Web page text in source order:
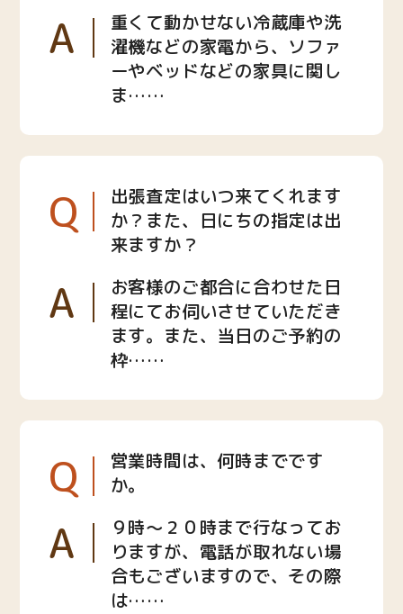
A
重くて動かせない冷蔵庫や洗
濯機などの家電から、ソファ
ーやベッドなどの家具に関し
ま……
Q
出張査定はいつ来てくれます
か？また、日にちの指定は出
来ますか？
A
お客様のご都合に合わせた日
程にてお伺いさせていただき
ます。また、当日のご予約の
枠……
Q
営業時間は、何時までです
か。
A
９時〜２０時まで行なってお
りますが、電話が取れない場
合もございますので、その際
は……